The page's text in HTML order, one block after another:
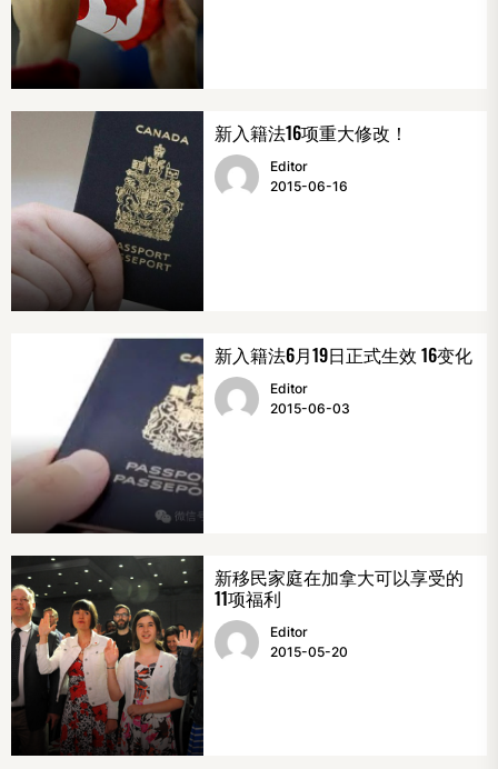
新入籍法16项重大修改！
Editor
2015-06-16
新入籍法6月19日正式生效 16变化
Editor
2015-06-03
新移民家庭在加拿大可以享受的
11项福利
Editor
2015-05-20